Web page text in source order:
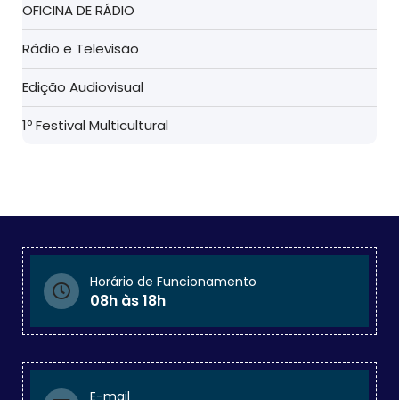
OFICINA DE RÁDIO
Rádio e Televisão
Edição Audiovisual
1º Festival Multicultural
Horário de Funcionamento
08h às 18h